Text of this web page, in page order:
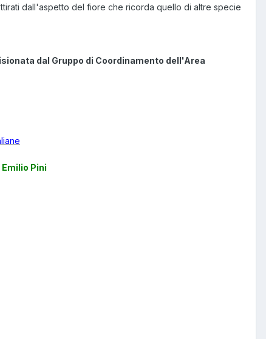
dall'aspetto del fiore che ricorda quello di altre specie
dal Gruppo di Coordinamento dell'Area
Pini